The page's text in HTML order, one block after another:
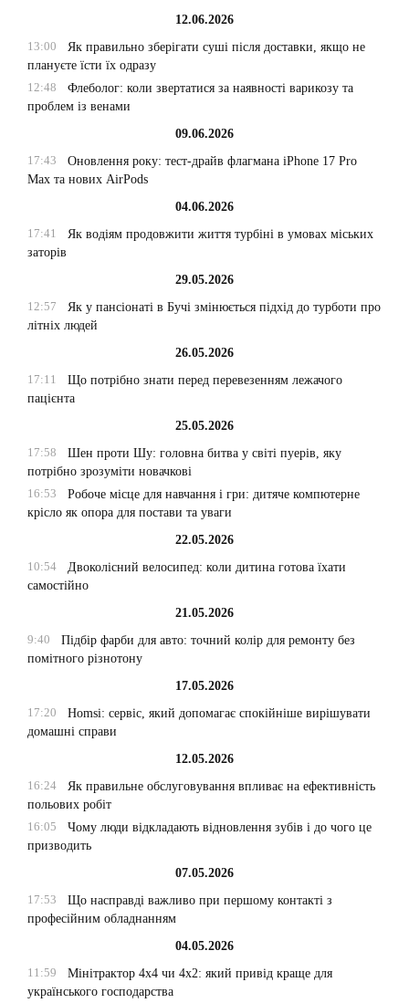
12.06.2026
13:00
Як правильно зберігати суші після доставки, якщо не
плануєте їсти їх одразу
12:48
Флеболог: коли звертатися за наявності варикозу та
проблем із венами
09.06.2026
17:43
Оновлення року: тест-драйв флагмана iPhone 17 Pro
Max та нових AirPods
04.06.2026
17:41
Як водіям продовжити життя турбіні в умовах міських
заторів
29.05.2026
12:57
Як у пансіонаті в Бучі змінюється підхід до турботи про
літніх людей
26.05.2026
17:11
Що потрібно знати перед перевезенням лежачого
пацієнта
25.05.2026
17:58
Шен проти Шу: головна битва у світі пуерів, яку
потрібно зрозуміти новачкові
16:53
Робоче місце для навчання і гри: дитяче компютерне
крісло як опора для постави та уваги
22.05.2026
10:54
Двоколісний велосипед: коли дитина готова їхати
самостійно
21.05.2026
9:40
Підбір фарби для авто: точний колір для ремонту без
помітного різнотону
17.05.2026
17:20
Homsi: сервіс, який допомагає спокійніше вирішувати
домашні справи
12.05.2026
16:24
Як правильне обслуговування впливає на ефективність
польових робіт
16:05
Чому люди відкладають відновлення зубів і до чого це
призводить
07.05.2026
17:53
Що насправді важливо при першому контакті з
професійним обладнанням
04.05.2026
11:59
Мінітрактор 4х4 чи 4х2: який привід краще для
українського господарства